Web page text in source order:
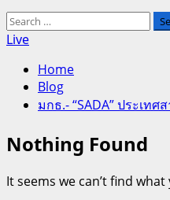
Search
for:
Live
Home
Blog
มกธ.- “SADA” ประเ
Nothing Found
It seems we can’t find